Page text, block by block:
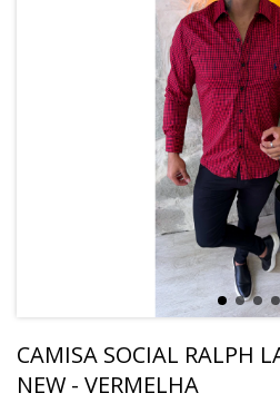
CAMISA SOCIAL RALPH
NEW - VERMELHA